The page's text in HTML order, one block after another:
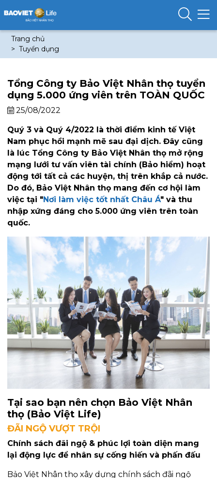
Trang chủ
Tuyển dụng
Tổng Công ty Bảo Việt Nhân thọ tuyển
dụng 5.000 ứng viên trên TOÀN QUỐC
25/08/2022
Quý 3 và Quý 4/2022 là thời điểm kinh tế Việt
Nam phục hồi mạnh mẽ sau đại dịch. Đây cũng
là lúc Tổng Công ty Bảo Việt Nhân thọ mở rộng
mạng lưới tư vấn viên tài chính (Bảo hiểm) hoạt
động tới tất cả các huyện, thị trên khắp cả nước.
Do đó, Bảo Việt Nhân thọ mang đến cơ hội làm
việc tại "Nơi làm việc tốt nhất Châu Á" và thu
nhập xứng đáng cho 5.000 ứng viên trên toàn
quốc.
Tại sao bạn nên chọn Bảo Việt Nhân
thọ (Bảo Việt Life)
ĐÃI NGỘ VƯỢT TRỘI
Chính sách đãi ngộ & phúc lợi toàn diện mang
lại động lực để nhân sự cống hiến và phấn đấu
Bảo Việt Nhân thọ xây dựng chính sách đãi ngộ